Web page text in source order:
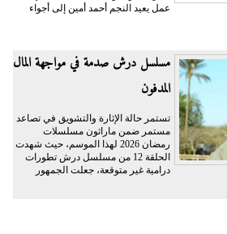
عمل يعيد النجم أحمد أمين إلى أجواء
مسلسل درش صدمة في مواجهة المال
المدفون
تستمر حالة الإثارة والتشويق في تصاعد
مستمر ضمن ماراثون مسلسلات
رمضان 2026 لهذا الموسم، حيث شهدت
الحلقة 12 من مسلسل درش تطورات
درامية غير متوقعة، جعلت الجمهور